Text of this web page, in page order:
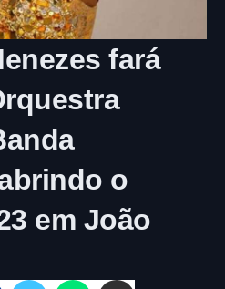
fará
o
em João